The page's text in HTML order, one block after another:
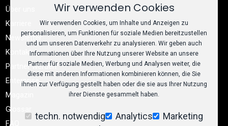
Über uns
Karriere
Newsletter
Kontakt
Partner werden
Enterprise
Magazin
Glossar
FAQ
Wir verwenden Cookies
Wir verwenden Cookies, um Inhalte und Anzeigen zu
personalisieren, um Funktionen für soziale Medien bereitzustellen
und um unseren Datenverkehr zu analysieren. Wir geben auch
Informationen über Ihre Nutzung unserer Website an unsere
Partner für soziale Medien, Werbung und Analysen weiter, die
diese mit anderen Informationen kombinieren können, die Sie
ihnen zur Verfügung gestellt haben oder die sie aus Ihrer Nutzung
ihrer Dienste gesammelt haben.
techn. notwendig Analytics
Marketing